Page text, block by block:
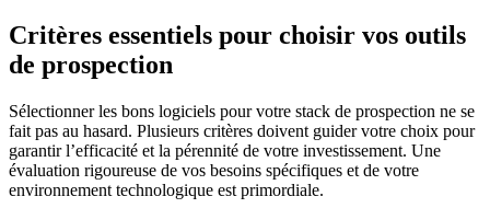
Critères essentiels pour choisir vos outils
de prospection
Sélectionner les bons logiciels pour votre stack de prospection ne se
fait pas au hasard. Plusieurs critères doivent guider votre choix pour
garantir l’efficacité et la pérennité de votre investissement. Une
évaluation rigoureuse de vos besoins spécifiques et de votre
environnement technologique est primordiale.